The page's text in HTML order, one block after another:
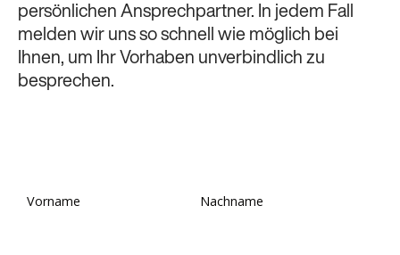
persönlichen Ansprechpartner. In jedem Fall
melden wir uns so schnell wie möglich bei
Ihnen, um Ihr Vorhaben unverbindlich zu
besprechen.